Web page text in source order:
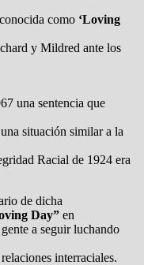
como ‘Loving
y Mildred ante los
una sentencia que
situación similar a la
Racial de 1924 era
de dicha
Day” en
a seguir luchando
interraciales.